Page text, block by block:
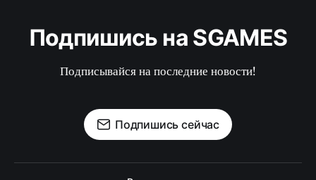
Подпишись на SGAMES
Подписывайся на последние новости!
Подпишись сейчас